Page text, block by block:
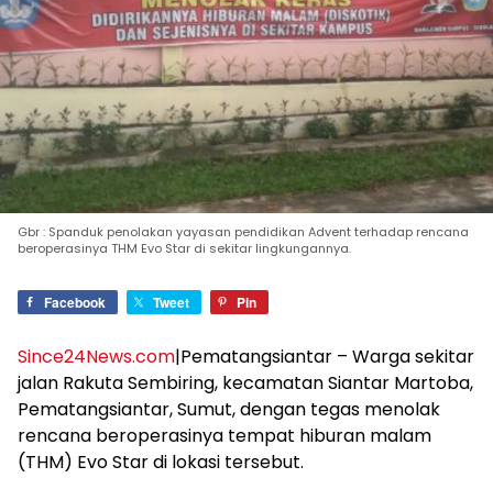
Gbr : Spanduk penolakan yayasan pendidikan Advent terhadap rencana
beroperasinya THM Evo Star di sekitar lingkungannya.
Facebook Tweet Pin
Since24News.com|Pematangsiantar – Warga sekitar
jalan Rakuta Sembiring, kecamatan Siantar Martoba,
Pematangsiantar, Sumut, dengan tegas menolak
rencana beroperasinya tempat hiburan malam
(THM) Evo Star di lokasi tersebut.